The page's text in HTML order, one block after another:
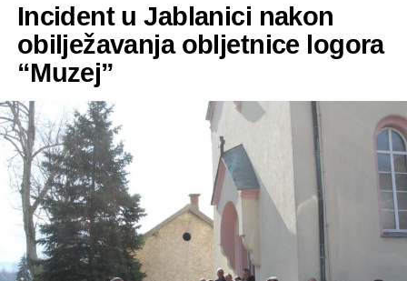
Incident u Jablanici nakon
obilježavanja obljetnice logora
“Muzej”